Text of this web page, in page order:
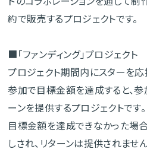
約で販売するプロジェクトです。
■「ファンディング」プロジェクト
プロジェクト期間内にスターを
参加で目標金額を達成すると、
ーンを提供するプロジェクトです。
目標金額を達成できなかった場
しされ、リターンは提供されません